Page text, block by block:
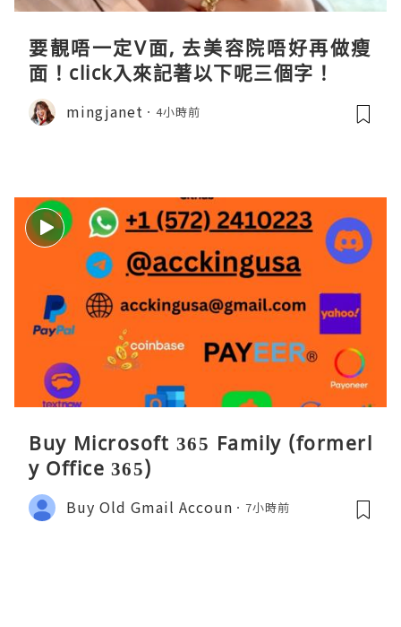
要靚唔一定V面, 去美容院唔好再做瘦
面！click入來記著以下呢三個字！
mingjanet 4小時前
Buy Microsoft 365 Family (formerl
y Office 365)
Buy Old Gmail Accoun 7小時前